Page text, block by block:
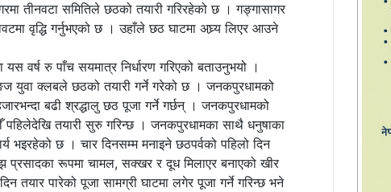
तीनवटा समितिले छठको तयारी गरिरहेको छ । गङ्गासागर
वृद्धि गर्नुभएको छ । उहाँले छठ घाटमा अघ्र्य लिएर आउने
यस वर्ष रु पाँच सयमात्र निर्धारण गरिएको बताउनुभयो ।
युवा क्लबले छठको तयारी गर्ने गरेको छ । जनकपुरधामको
बढी श्रद्धालु छठ पूजा गर्ने गर्छन् । जनकपुरधामको
पहिलेदेखि तयारी सुरु गरिन्छ । जनकपुरधामका साथै धनुषाका
भइरहेको छ । चार दिनसम्म मनाइने छठपर्वको पहिलो दिन
प्रसादका रूपमा चामल, सक्खर र दूध मिलाएर बनाएको खीर
तयार पारेको पूजा सामग्री घाटमा लगेर पूजा गर्ने गरिन्छ भने